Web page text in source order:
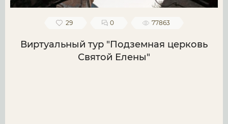
29 0 77863
Виртуальный тур "Подземная церковь
Святой Елены"